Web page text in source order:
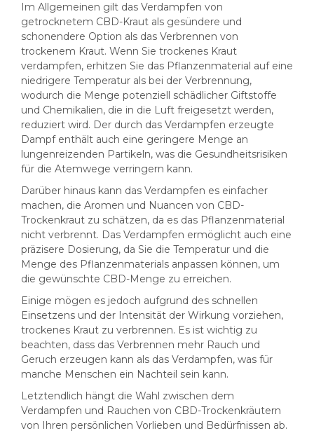
Im Allgemeinen gilt das Verdampfen von
getrocknetem CBD-Kraut als gesündere und
schonendere Option als das Verbrennen von
trockenem Kraut. Wenn Sie trockenes Kraut
verdampfen, erhitzen Sie das Pflanzenmaterial auf eine
niedrigere Temperatur als bei der Verbrennung,
wodurch die Menge potenziell schädlicher Giftstoffe
und Chemikalien, die in die Luft freigesetzt werden,
reduziert wird. Der durch das Verdampfen erzeugte
Dampf enthält auch eine geringere Menge an
lungenreizenden Partikeln, was die Gesundheitsrisiken
für die Atemwege verringern kann.
Darüber hinaus kann das Verdampfen es einfacher
machen, die Aromen und Nuancen von CBD-
Trockenkraut zu schätzen, da es das Pflanzenmaterial
nicht verbrennt. Das Verdampfen ermöglicht auch eine
präzisere Dosierung, da Sie die Temperatur und die
Menge des Pflanzenmaterials anpassen können, um
die gewünschte CBD-Menge zu erreichen.
Einige mögen es jedoch aufgrund des schnellen
Einsetzens und der Intensität der Wirkung vorziehen,
trockenes Kraut zu verbrennen. Es ist wichtig zu
beachten, dass das Verbrennen mehr Rauch und
Geruch erzeugen kann als das Verdampfen, was für
manche Menschen ein Nachteil sein kann.
Letztendlich hängt die Wahl zwischen dem
Verdampfen und Rauchen von CBD-Trockenkräutern
von Ihren persönlichen Vorlieben und Bedürfnissen ab.